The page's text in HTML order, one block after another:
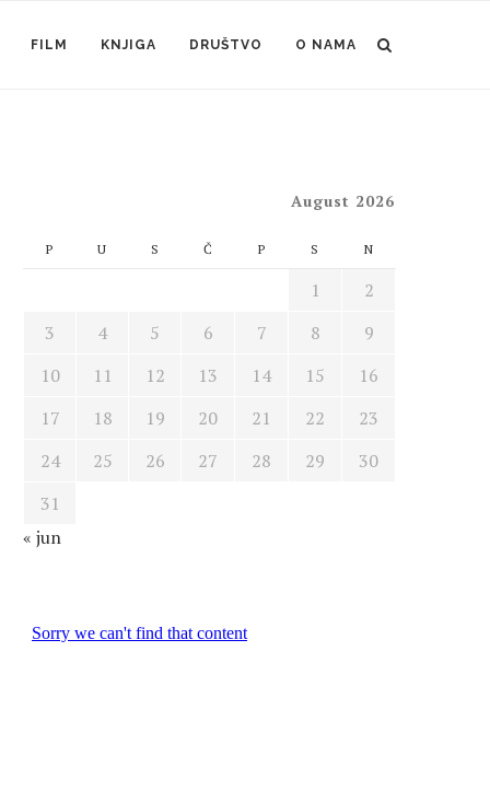
FILM KNJIGA DRUŠTVO O NAMA
August 2026
P U S Č P S N
1
2
3
4 5 6 7 8
9
10
11 12 13 14 15
16
17
18 19 20 21 22
23
24
25 26 27 28 29
30
31
« jun